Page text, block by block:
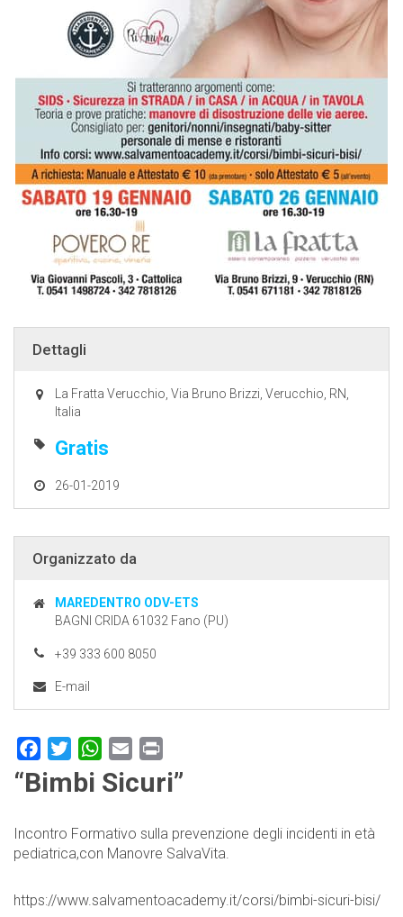
Dettagli
La Fratta Verucchio, Via Bruno Brizzi, Verucchio, RN,
Italia
Gratis
26-01-2019
Organizzato da
MAREDENTRO ODV-ETS
BAGNI CRIDA 61032 Fano (PU)
+39 333 600 8050
E-mail
FacebookTwitterWhatsApp
Email
“Bimbi Sicuri”
Incontro Formativo sulla prevenzione degli incidenti in età
pediatrica,con Manovre SalvaVita.
https://www.salvamentoacademy.it/corsi/bimbi-sicuri-bisi/